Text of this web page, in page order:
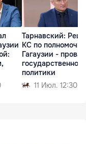
Тарнавский:
КС по
Гагаузии - провал
государственной
политики
11 Июл. 12:30